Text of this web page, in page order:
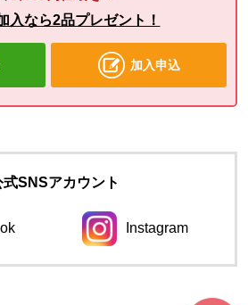
入なら2品プレゼント！
加入申込
SNSアカウント
ィンドウで開きます。
Instagram
別のウィンドウ